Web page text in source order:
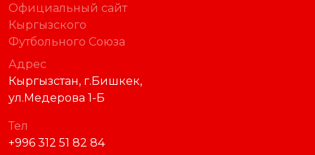
Официальный сайт
Кыргызского
Футбольного Союза
Адрес
Кыргызстан, г.Бишкек,
ул.Медерова 1-Б
Тел
+996 312 51 82 84